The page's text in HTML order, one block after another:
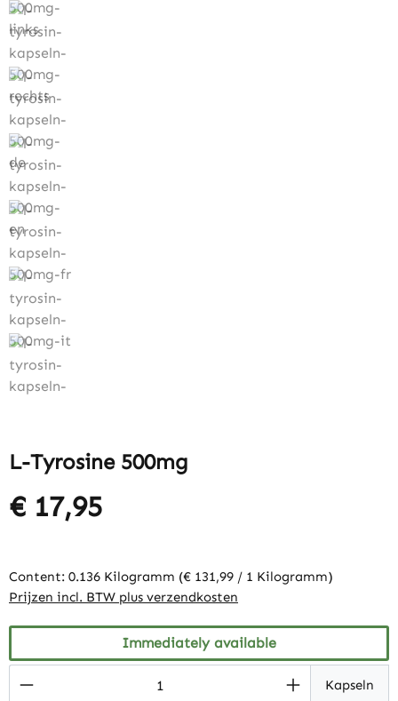
L-Tyrosine 500mg
€ 17,95
Content: 0.136 Kilogramm (€ 131,99 / 1 Kilogramm)
Prijzen incl. BTW plus verzendkosten
Immediately available
Product Quantity: Enter the desiredKapseln